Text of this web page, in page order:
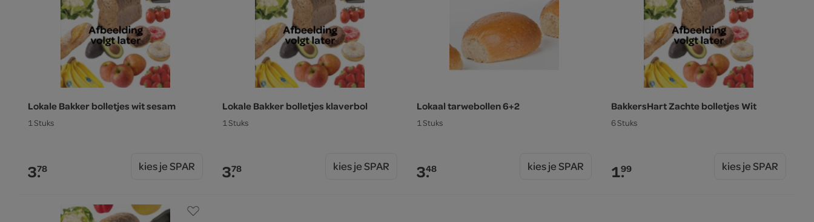
Lokale Bakker bolletjes wit sesam
1 Stuks
3.78 kies je SPAR
Lokale Bakker bolletjes klaverbol
1 Stuks
3.78 kies je SPAR
Lokaal tarwebollen 6+2
1 Stuks
3.48 kies je SPAR
BakkersHart Zachte bolletjes Wit
6 Stuks
1.99 kies je SPAR